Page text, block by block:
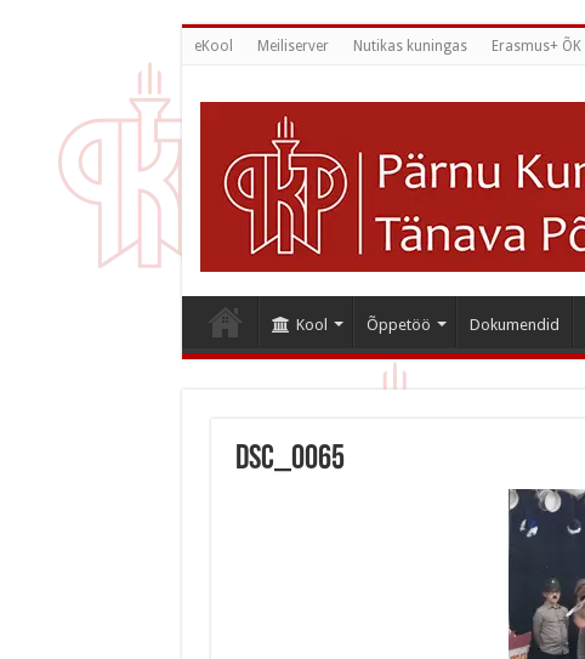
eKool Meiliserver Nutikas kuningas Erasmus+ ÕK
Kool Õppetöö Dokumendid
DSC_0065